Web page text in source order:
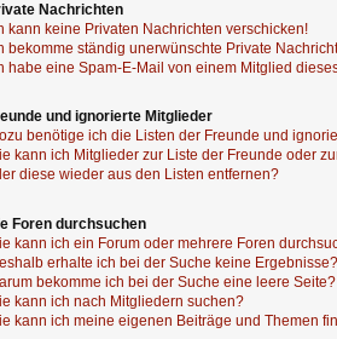
Nachrichten
kann keine Privaten Nachrichten verschicken!
bekomme ständig unerwünschte Private
habe eine Spam-E-Mail von einem Mitglied
und ignorierte Mitglieder
benötige ich die Listen der Freunde und
kann ich Mitglieder zur Liste der Freunde oder
diese wieder aus den Listen entfernen?
Foren durchsuchen
kann ich ein Forum oder mehrere Foren
erhalte ich bei der Suche keine Ergebnisse?
bekomme ich bei der Suche eine leere Seite?
kann ich nach Mitgliedern suchen?
kann ich meine eigenen Beiträge und Themen